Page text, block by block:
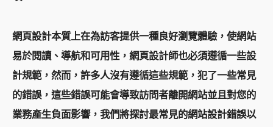
網頁設計本質上在為訪客提供一種良好瀏覽體驗，使網站
易於閱讀、導航和可用性，網頁設計師也必須遵循一些設
計規範，然而，許多人沒有遵循這些規範，犯了一些常見
的錯誤，這些錯誤可能會導致訪問者離開網站並且對您的
業務產生負面影響，我們將探討最常見的網站設計錯誤以